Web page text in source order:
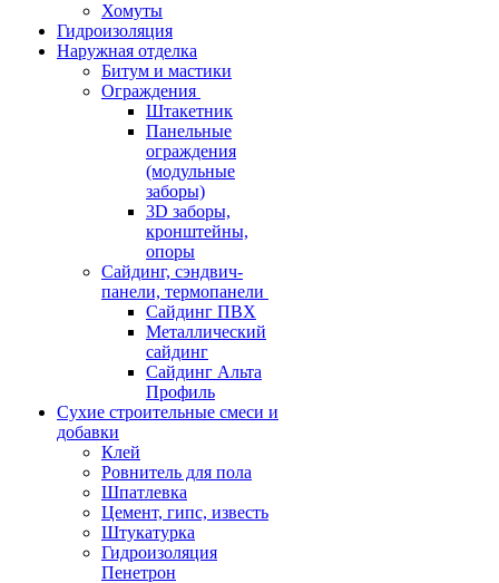
Хомуты
Гидроизоляция
Наружная отделка
Битум и мастики
Ограждения
Штакетник
Панельные
ограждения
(модульные
заборы)
3D заборы,
кронштейны,
опоры
Cайдинг, сэндвич-
панели, термопанели
Сайдинг ПВХ
Металлический
сайдинг
Сайдинг Альта
Профиль
Сухие строительные смеси и
добавки
Клей
Ровнитель для пола
Шпатлевка
Цемент, гипс, известь
Штукатурка
Гидроизоляция
Пенетрон